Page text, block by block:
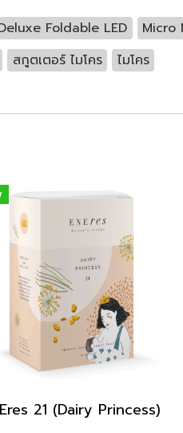
Foldable LED Micro
สกูตเตอร์ ไมโคร ไมโคร
21 (Dairy Princess)